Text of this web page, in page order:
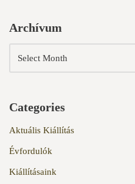
Archívum
Categories
Aktuális Kiállítás
Évfordulók
Kiállításaink